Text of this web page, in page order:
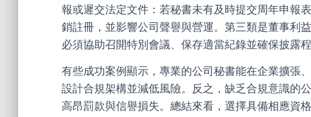
報或遲交法定文件：若秘書未有及時提交周年申報
銷註冊，並影響公司聲譽與營運。第三類是董事利
必須協助召開特別會議、保存適當紀錄並確保披露程
有些成功案例顯示，專業的公司秘書能在企業擴張
設計合規架構並減低風險。反之，缺乏合規意識的
高昂罰款與信譽損失。總結來看，選擇具備相應資